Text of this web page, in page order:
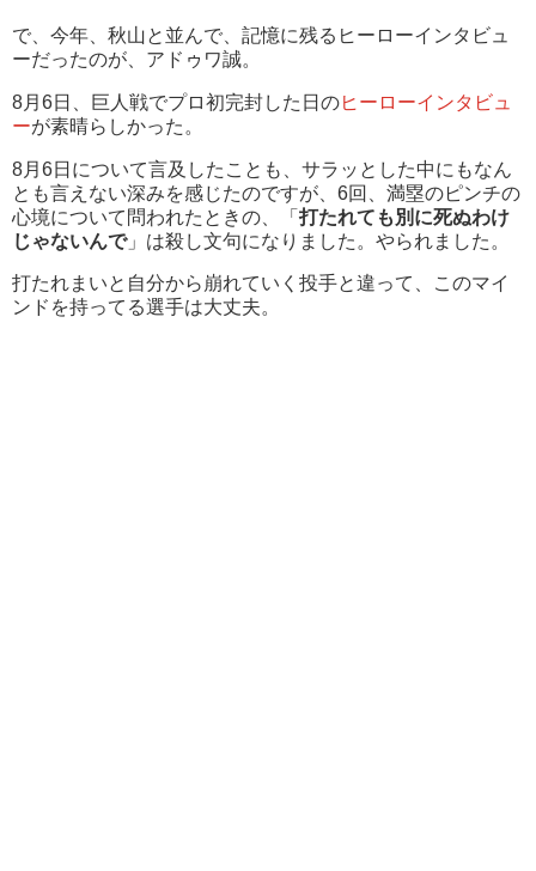
で、今年、秋山と並んで、記憶に残る ヒーローインタビュ
ーだったのが、 アドゥワ誠。
8月6日、巨人戦でプロ初完封した日のヒーローインタビュ
ーが素晴らしかった。
8月6日について言及したことも、サラッとした中にもなん
とも言えない深みを感じたのですが、 6回、満塁のピンチの
心境について問われたときの、「 打たれても別に死ぬわけ
じゃないんで」は殺し文句になりました。やられました。
打たれまいと自分から崩れていく投手と違って、このマイ
ンドを持ってる選手は大丈夫。